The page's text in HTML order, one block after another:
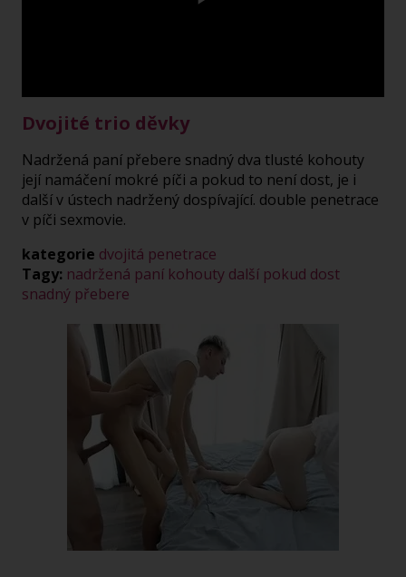
Dvojité trio děvky
Nadržená paní přebere snadný dva tlusté kohouty
její namáčení mokré píči a pokud to není dost, je i
další v ústech nadržený dospívající. double penetrace
v píči sexmovie.
kategorie dvojitá penetrace
Tagy: nadržená paní kohouty další pokud dost
snadný přebere